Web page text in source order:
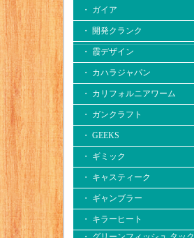
・ ガイア
・ 開発クランク
・ 霞デザイン
・ カハラジャパン
・ カリフォルニアワーム
・ ガンクラフト
・ GEEKS
・ ギミック
・ キャスティーク
・ ギャンブラー
・ キラーヒート